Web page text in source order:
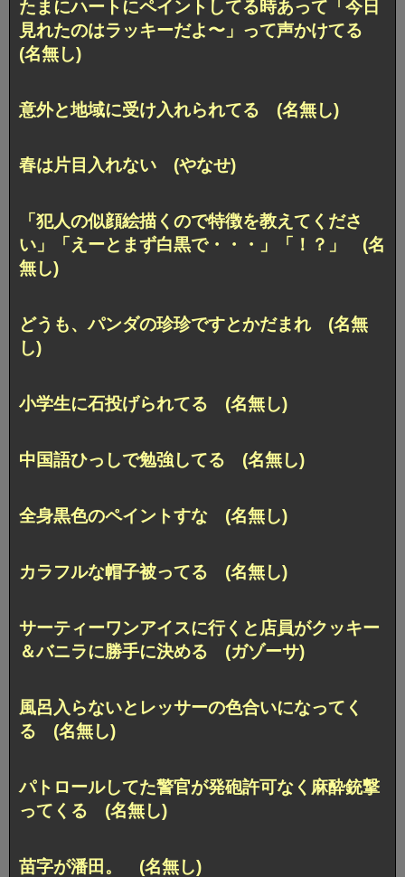
たまにハートにペイントしてる時あって「今日
見れたのはラッキーだよ〜」って声かけてる
(名無し)
意外と地域に受け入れられてる (名無し)
春は片目入れない (やなせ)
「犯人の似顔絵描くので特徴を教えてくださ
い」「えーとまず白黒で・・・」「！？」 (名
無し)
どうも、パンダの珍珍ですとかだまれ (名無
し)
小学生に石投げられてる (名無し)
中国語ひっしで勉強してる (名無し)
全身黒色のペイントすな (名無し)
カラフルな帽子被ってる (名無し)
サーティーワンアイスに行くと店員がクッキー
＆バニラに勝手に決める (ガゾーサ)
風呂入らないとレッサーの色合いになってく
る (名無し)
パトロールしてた警官が発砲許可なく麻酔銃撃
ってくる (名無し)
苗字が潘田。 (名無し)